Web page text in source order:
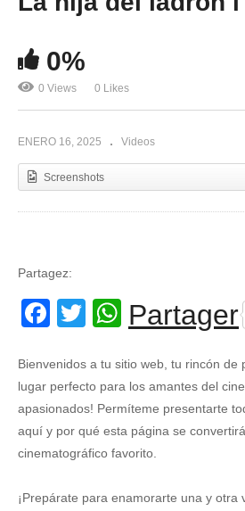
0%
0 Views 0 Likes
ENERO 16, 2025 Videos
Screenshots
Partagez:
Facebook
TwitterPartager
Bienvenidos a tu sitio web, tu rincón de
lugar perfecto para los amantes del
apasionados! Permíteme presentarte
aquí y por qué esta página se
cinematográfico favorito.
¡Prepárate para enamorarte una y otra